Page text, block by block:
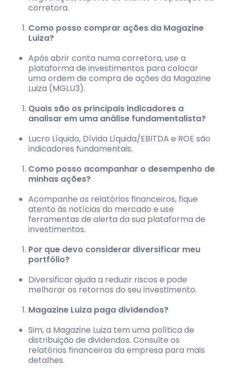
corretora.
Como posso comprar ações da Magazine
Luiza?
Após abrir conta numa corretora, use a
plataforma de investimentos para colocar
uma ordem de compra de ações da Magazine
Luiza (MGLU3).
Quais são os principais indicadores a
analisar em uma análise fundamentalista?
Lucro Líquido, Dívida Líquida/EBITDA e ROE são
indicadores fundamentais.
Como posso acompanhar o desempenho de
minhas ações?
Acompanhe os relatórios financeiros, fique
atento às notícias do mercado e use
ferramentas de alerta da sua plataforma de
investimentos.
Por que devo considerar diversificar meu
portfólio?
Diversificar ajuda a reduzir riscos e pode
melhorar os retornos do seu investimento.
Magazine Luiza paga dividendos?
Sim, a Magazine Luiza tem uma política de
distribuição de dividendos. Consulte os
relatórios financeiros da empresa para mais
detalhes.